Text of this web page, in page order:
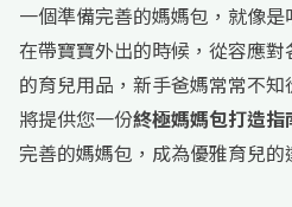
一個準備完善的媽媽包，就像
在帶寶寶外出的時候，從容應
的育兒用品，新手爸媽常常不
將提供您一份終極媽媽包打造指
完善的媽媽包，成為優雅育兒的